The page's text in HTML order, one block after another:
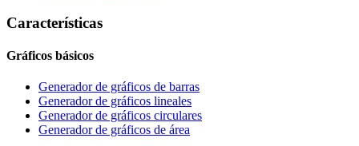
Características
Gráficos básicos
Generador de gráficos de barras
Generador de gráficos lineales
Generador de gráficos circulares
Generador de gráficos de área